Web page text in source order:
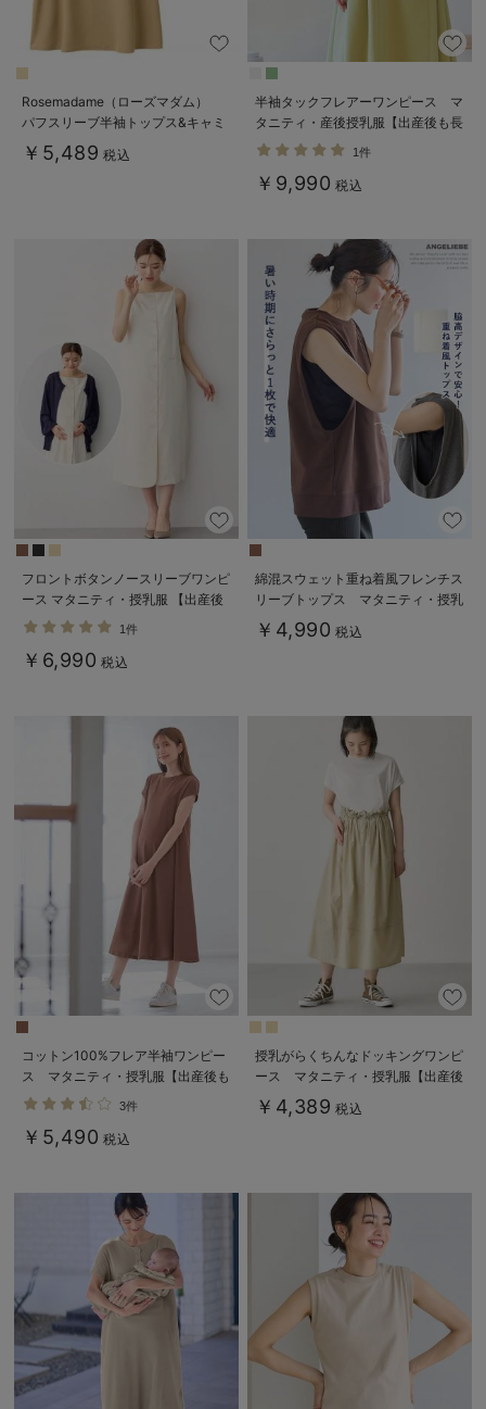
Rosemadame（ローズマダム）
パフスリーブ半袖トップス&キャミ
ワンピセット マタニティ・産後授
乳服【出産後も長く使える】
￥5,489 税込
半袖タックフレアーワンピース マ
タニティ・産後授乳服【出産後も長
く使える】
1件
￥9,990 税込
フロントボタンノースリーブワンピ
ース マタニティ・授乳服 【出産後
も長く使える】
1件
￥6,990 税込
綿混スウェット重ね着風フレンチス
リーブトップス マタニティ・授乳
服【出産後も長く着られる】
￥4,990 税込
コットン100%フレア半袖ワンピー
ス マタニティ・授乳服【出産後も
長く使える】
3件
￥5,490 税込
授乳がらくちんなドッキングワンピ
ース マタニティ・授乳服【出産後
も長く使える】Rosemadame（ロ
ーズマダム）
￥4,389 税込